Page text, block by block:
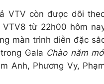
VTV còn được dõi
từ 22h00 hôm
màn trình diễn đặc
Gala Chào năm
Anh, Phương Vy,